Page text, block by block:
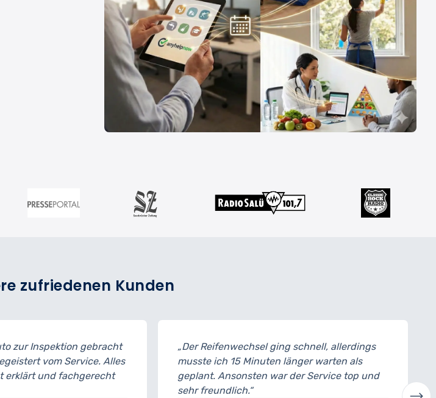
zufriedenen Kunden
gebracht
Alles
„Der Reifenwechsel ging schnell, allerdings
musste ich 15 Minuten länger warten als
geplant. Ansonsten war der Service top und
sehr freundlich.“
„Meine
abholen. Der
verständlich